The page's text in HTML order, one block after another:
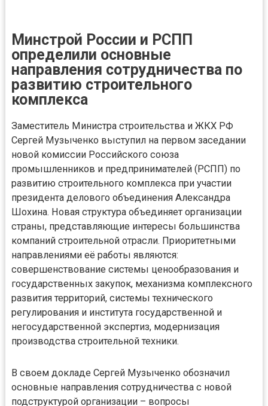
Минстрой России и РСПП
определили основные
направления сотрудничества по
развитию строительного
комплекса
Заместитель Министра строительства и ЖКХ РФ
Сергей Музыченко выступил на первом заседании
новой комиссии Российского союза
промышленников и предпринимателей (РСПП) по
развитию строительного комплекса при участии
президента делового объединения Александра
Шохина. Новая структура объединяет организации
страны, представляющие интересы большинства
компаний строительной отрасли. Приоритетными
направлениями её работы являются:
совершенствование системы ценообразования и
государственных закупок, механизма комплексного
развития территорий, системы технического
регулирования и института государственной и
негосударственной экспертиз, модернизация
производства строительной техники.
В своем докладе Сергей Музыченко обозначил
основные направления сотрудничества с новой
подструктурой организации – вопросы